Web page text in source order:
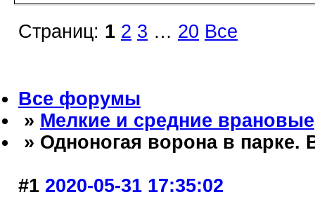
Страниц: 1 2 3 … 20 Все
Все форумы
» Мелкие и средние врановые
» Одноногая ворона в парке.
#1 2020-05-31 17:35:02